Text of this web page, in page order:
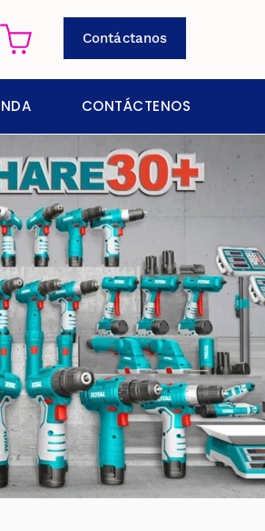
Contáctanos
CONTÁCTENOS